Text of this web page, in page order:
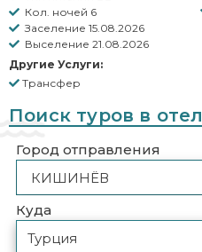
Кол. ночей 6
Заселение 15.08.2026
Выселение 21.08.2026
Другие Услуги:
Трансфер
Поиск туров в
Город отправления
Куда